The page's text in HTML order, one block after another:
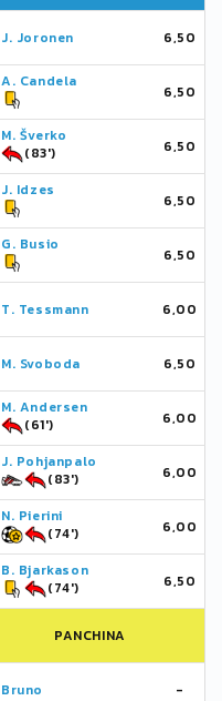
J. Joronen 6,50
A. Candela
6,50
M. Šverko
(83')
6,50
J. Idzes
6,50
G. Busio
6,50
T. Tessmann 6,00
M. Svoboda 6,50
M. Andersen
(61')
6,00
J. Pohjanpalo
(83')
6,00
N. Pierini
(74')
6,00
B. Bjarkason
(74')
6,50
PANCHINA
Bruno -